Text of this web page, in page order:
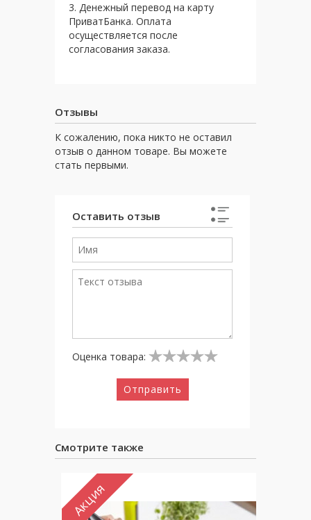
3. Денежный перевод на карту
ПриватБанка. Оплата
осуществляется после
согласования заказа.
Отзывы
К сожалению, пока никто не оставил
отзыв о данном товаре. Вы можете
стать первыми.
Оставить отзыв
Оценка товара:
Отправить
Смотрите также
Акция